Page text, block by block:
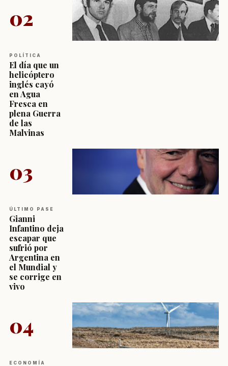
02
POLÍTICA
El día que un
helicóptero
inglés cayó
en Agua
Fresca en
plena Guerra
de las
Malvinas
03
ÚLTIMO PASE
Gianni
Infantino deja
escapar que
sufrió por
Argentina en
el Mundial y
se corrige en
vivo
04
ECONOMÍA